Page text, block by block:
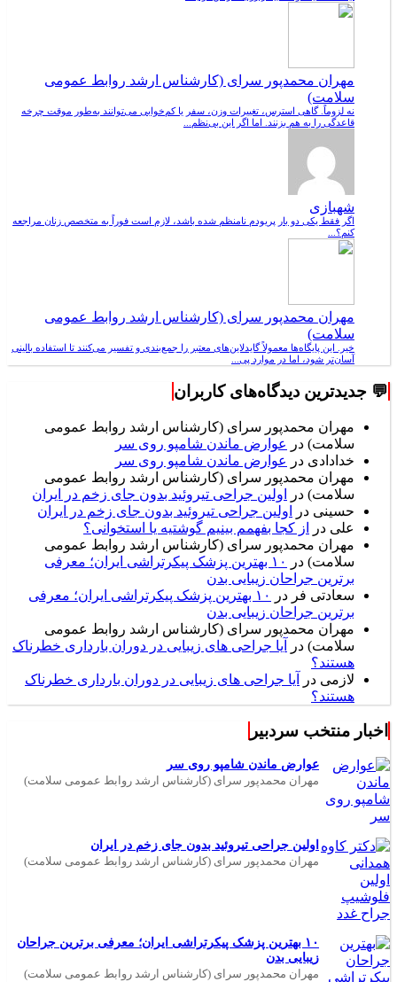
مهران محمدپور سرای (کارشناس ارشد روابط عمومی
سلامت)
نه لزوماً. گاهی استرس، تغییرات وزن، سفر یا کم‌خوابی می‌توانند به‌طور موقت چرخه
قاعدگی را به هم بزنند. اما اگر این بی‌نظم...
شهبازی
اگر فقط یکی دو بار پریودم نامنظم شده باشد، لازم است فوراً به متخصص زنان مراجعه
کنم؟...
مهران محمدپور سرای (کارشناس ارشد روابط عمومی
سلامت)
خیر. این پایگاه‌ها معمولاً گایدلاین‌های معتبر را جمع‌بندی و تفسیر می‌کنند تا استفاده بالینی
آسان‌تر شود، اما در موارد پی...
💬 جدیدترین دیدگاه‌های کاربران
مهران محمدپور سرای (کارشناس ارشد روابط عمومی
سلامت) در
عوارض ماندن شامپو روی سر
خدادادی در
عوارض ماندن شامپو روی سر
مهران محمدپور سرای (کارشناس ارشد روابط عمومی
سلامت) در
اولین جراحی تیروئید بدون جای زخم در ایران
حسینی در
اولین جراحی تیروئید بدون جای زخم در ایران
علی در
از کجا بفهمم بینیم گوشتیه یا استخوانی؟
مهران محمدپور سرای (کارشناس ارشد روابط عمومی
سلامت) در
۱۰ بهترین پزشک پیکرتراشی ایران؛ معرفی
برترین جراحان زیبایی بدن
سعادتی فر در
۱۰ بهترین پزشک پیکرتراشی ایران؛ معرفی
برترین جراحان زیبایی بدن
مهران محمدپور سرای (کارشناس ارشد روابط عمومی
سلامت) در
آیا جراحی های زیبایی در دوران بارداری خطرناک
هستند؟
لازمی در
آیا جراحی های زیبایی در دوران بارداری خطرناک
هستند؟
اخبار منتخب سردبیر
عوارض ماندن شامپو روی سر
مهران محمدپور سرای (کارشناس ارشد روابط عمومی سلامت)
اولین جراحی تیروئید بدون جای زخم در ایران
مهران محمدپور سرای (کارشناس ارشد روابط عمومی سلامت)
۱۰ بهترین پزشک پیکرتراشی ایران؛ معرفی برترین جراحان
زیبایی بدن
مهران محمدپور سرای (کارشناس ارشد روابط عمومی سلامت)